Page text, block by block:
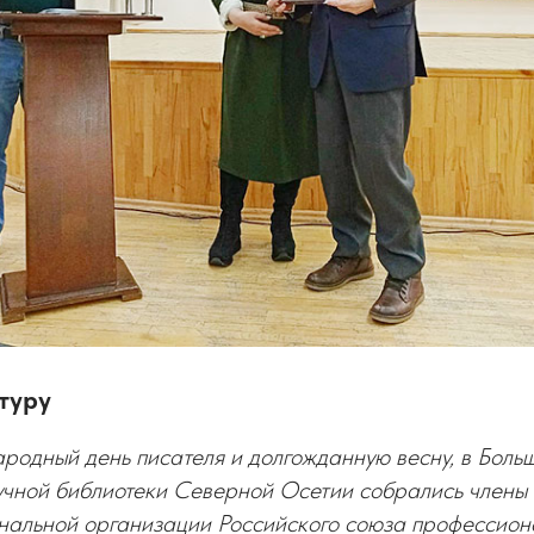
день писателя и долгожданную весну, в
библиотеки Северной Осетии собрались
организации Российского союза